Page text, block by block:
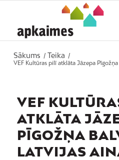
Sākums / Teika
/
VEF Kultūras pilī atklāta Jāzepa
VEF
ATKLĀTA
PĪGOŽŅA
LATVIJAS